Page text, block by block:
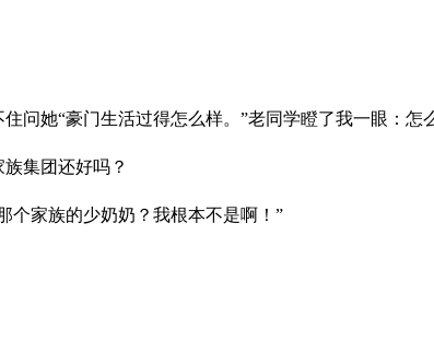
问她“豪门生活过得怎么样。”老同学瞪了我一眼：怎
集团还好吗？
个家族的少奶奶？我根本不是啊！”